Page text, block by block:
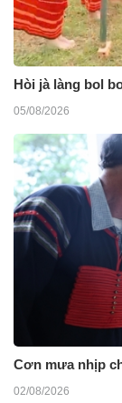
Hòi jà làng bol
05/08/2026
Cơn mưa nhịp
02/08/2026